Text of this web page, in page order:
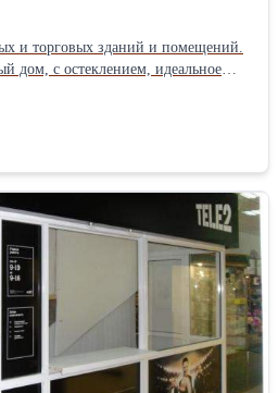
и торговых зданий и помещений.
дом, с остеклением, идеальное
алюминиевые входные группы,
входная группа в частный дом, всё
8(4912) 99-66-92. Входная
8(961) 130-66-92. Проект
помещений, по
группы дом фото, на сайте
. Входная группа в магазин,
входной группы, входная
ПВХ, пластиковые входные
групп, изготовление входных
профиля, козырёк
входных групп, установка входных
монтаж входных групп.
индивидуально с